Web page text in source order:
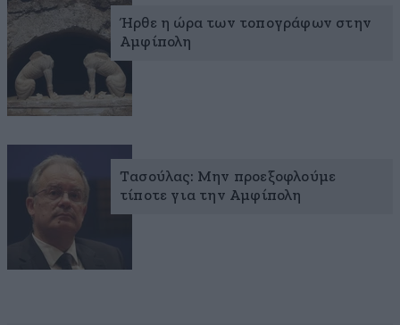
Ήρθε η ώρα των τοπογράφων στην
Αμφίπολη
Τασούλας: Μην προεξοφλούμε
τίποτε για την Αμφίπολη